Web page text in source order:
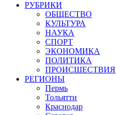
РУБРИКИ
ОБЩЕСТВО
КУЛЬТУРА
НАУКА
СПОРТ
ЭКОНОМИКА
ПОЛИТИКА
ПРОИСШЕСТВИЯ
РЕГИОНЫ
Пермь
Тольятти
Краснодар